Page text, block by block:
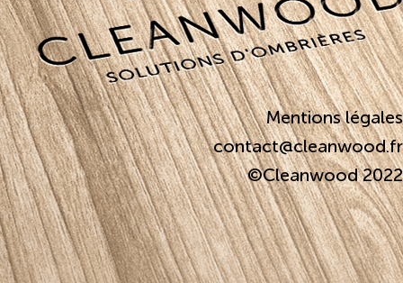
Mentions légales
contact@cleanwood.fr
©Cleanwood 2022